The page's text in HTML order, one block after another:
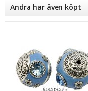
Andra har även köpt